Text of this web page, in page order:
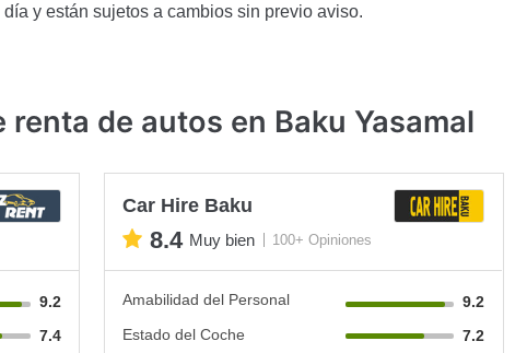
y están sujetos a cambios sin previo aviso.
de autos en Baku Yasamal
9.2
7.4
Car Hire Baku
8.4 Muy bien 100+ Opiniones
Amabilidad del Personal
9.2
Estado del Coche
7.2